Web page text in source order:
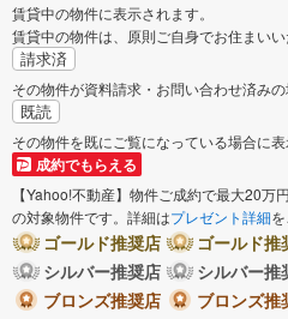
賃貸中の物件に表示されます。
賃貸中の物件は、原則ご自身でお住まいい
請求済
その物件が資料請求・お問い合わせ済みの
既読
その物件を既にご覧になっている場合に表
成約でもらえる
【Yahoo!不動産】物件ご成約で最大20万
の対象物件です。詳細はプレゼント詳細
ゴールド推奨店
ゴールド
シルバー推奨店
シルバー推
ブロンズ推奨店
ブロンズ推